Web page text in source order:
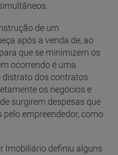
de um
após a venda de, ao
que se minimizem os
ocorrendo é uma
distrato dos contratos
os negócios e
surgirem despesas que
empreendedor, como
Imobiliário definiu alguns